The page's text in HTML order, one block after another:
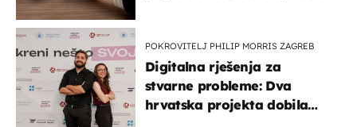
POKROVITELJ PHILIP MORRIS ZAGREB
Digitalna rješenja za
stvarne probleme: Dva
hrvatska projekta dobila